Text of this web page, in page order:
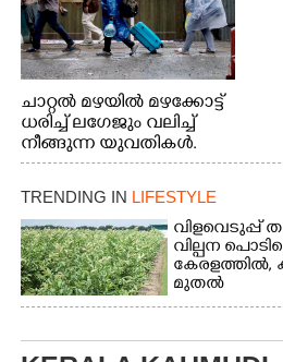
ചാറ്റൽ മഴയിൽ മഴക്കോട്ട്
ധരിച്ച് ലഗേജും വലിച്ച്
നീങ്ങുന്ന യുവതികൾ.
എറണാകുളം മേനകയിൽ
നിന്നുള്ള കാഴ്ച
TRENDING IN LIFESTYLE
വിളവെടുപ്പ്
വില്പന
കേരളത്തിൽ,
മുതൽ